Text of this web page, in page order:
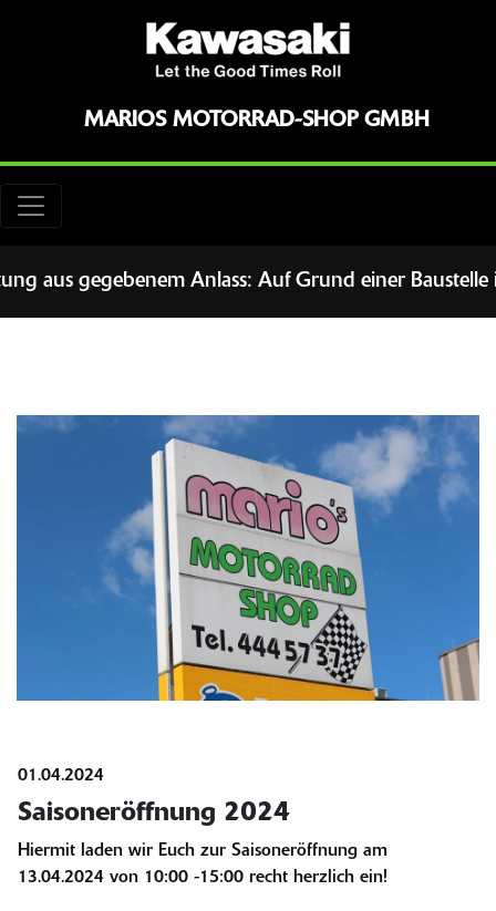
MARIOS MOTORRAD-SHOP GMBH
gegebenem Anlass: Auf Grund einer Baustelle
01.04.2024
Saisoneröffnung 2024
Hiermit laden wir Euch zur Saisoneröffnung am
13.04.2024 von 10:00 -15:00 recht herzlich ein!